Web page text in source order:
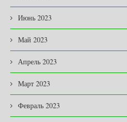
Июнь 2023
Май 2023
Апрель 2023
Март 2023
Февраль 2023